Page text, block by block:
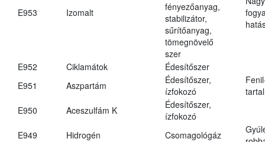
E953 Izomalt
fényezőanyag,
stabilizátor,
sűrítőanyag,
tömegnövelő
szer
E952 Ciklamátok
Édesítőszer
E951
Aszpartám
Édesítőszer,
ízfokozó
E950
Aceszulfám K
Édesítőszer,
ízfokozó
E949
Hidrogén Csomagológáz